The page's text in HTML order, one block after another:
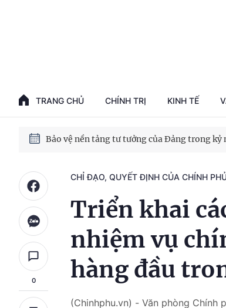
TRANG CHỦ CHÍNH TRỊ KINH TẾ
Phát triển kinh tế nhà nước trong kỷ nguyên
Phát triển nhà ở cho thuê - Trụ cột chiến
0
CHỈ ĐẠO, QUYẾT ĐỊNH CỦA CHÍNH
Triển khai
nhiệm vụ
hàng đầu
(Chinhphu.vn) - Văn phòng Chính